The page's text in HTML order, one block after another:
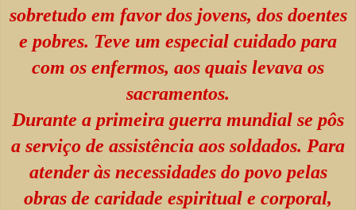
sobretudo em favor dos jovens, dos doentes
e pobres. Teve um especial cuidado para
com os enfermos, aos quais levava os
sacramentos.
Durante a primeira guerra mundial se pôs
a serviço de assistência aos soldados. Para
atender às necessidades do povo pelas
obras de caridade espiritual e corporal,